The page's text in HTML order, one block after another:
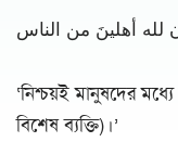
‘নিশ্চয়ই মানুষদের
বিশেষ ব্যক্তি)।’